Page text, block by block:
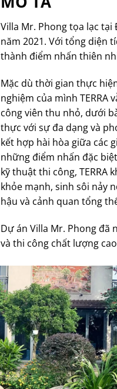
Villa Mr. Phong tọa lạc
năm 2021. Với tổng diện
thành điểm nhấn thiên
Mặc dù thời gian thực
nghiệm của mình
công viên thu nhỏ, dưới
thực với sự đa dạng và
kết hợp hài hòa giữa các
những điểm nhấn đặc
kỹ thuật thi công, TERRA
khỏe mạnh, sinh sôi nảy
hậu và cảnh quan tổng
Dự án Villa Mr. Phong
và thi công chất lượng